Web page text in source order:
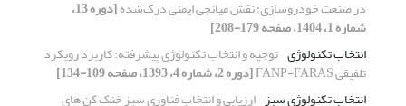
در صنعت خودروسازی: نقش میانجی ایمنی درک‌شده [دوره 13،
شماره 1، 1404، صفحه 179-208]
انتخاب تکنولوژی توجیه و انتخاب تکنولوژی پیشرفته: کاربرد رویکرد
تلفیقی FANP-FARAS
[دوره 2، شماره 4، 1393، صفحه 109-134]
انتخاب تکنولوژی سبز ارزیابی و انتخاب فناوری سبز خنک کن های